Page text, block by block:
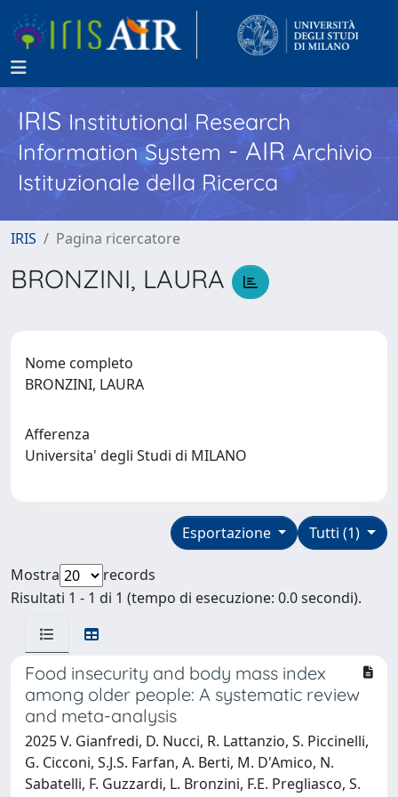
IRISInstitutional Research
Information System - AIR Archivio
Istituzionale della Ricerca
IRIS Pagina ricercatore
BRONZINI, LAURA
Nome completo
BRONZINI, LAURA
Afferenza
Universita' degli Studi di MILANO
Tutti (1)
Esportazione
Mostra
records
Risultati 1 - 1 di 1 (tempo di esecuzione: 0.0 secondi).
Food insecurity and body mass index
among older people: A systematic review
and meta-analysis
2025 V. Gianfredi, D. Nucci, R. Lattanzio, S. Piccinelli,
G. Cicconi, S.J.S. Farfan, A. Berti, M. D'Amico, N.
Sabatelli, F. Guzzardi, L. Bronzini, F.E. Pregliasco, S.